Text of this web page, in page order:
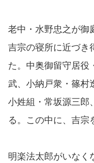
老中・水野忠之が御
吉宗の寝所に近づき
た。中奥御留守居役
武、小納戸衆・篠村
小姓組・常坂源三郎
る。この中に、吉宗
明楽法太郎がいなく